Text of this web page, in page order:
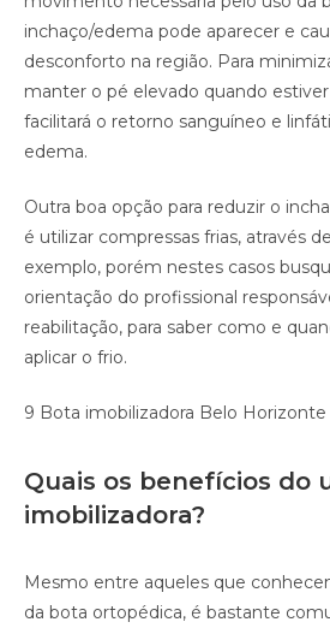
inchaço/edema pode aparecer e
desconforto na região. Para
manter o pé elevado quando
facilitará o retorno sanguíneo e
edema.
Outra boa opção para reduzir o
é utilizar compressas frias, através
exemplo, porém nestes casos
orientação do profissional
reabilitação, para saber como e
aplicar o frio.
9 Bota imobilizadora Belo Horizonte
Quais os benefícios do
imobilizadora?
Mesmo entre aqueles que
da bota ortopédica, é bastante